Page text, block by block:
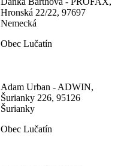
Hronská 22/22, 97697
Nemecká
Obec Lučatín
Adam Urban - ADWIN,
Šurianky 226, 95126
Šurianky
Obec Lučatín